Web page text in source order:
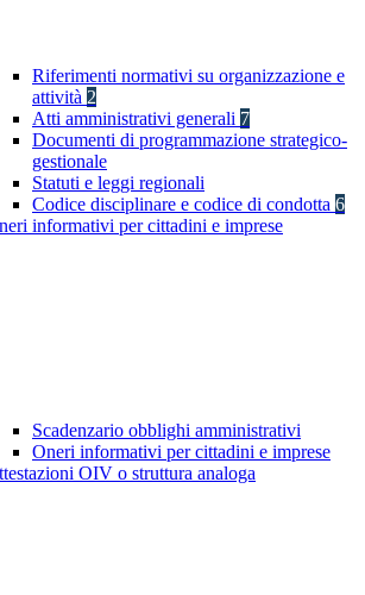
Riferimenti normativi su organizzazione e
attività 2
Atti amministrativi generali 7
Documenti di programmazione strategico-
gestionale
Statuti e leggi regionali
Codice disciplinare e codice di condotta 6
informativi per cittadini e imprese
Scadenzario obblighi amministrativi
Oneri informativi per cittadini e imprese
OIV o struttura analoga